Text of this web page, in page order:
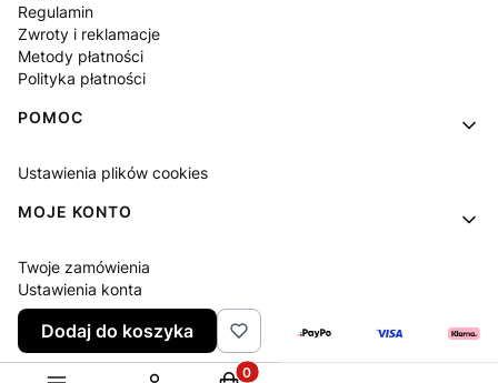
Regulamin
Zwroty i reklamacje
Metody płatności
Polityka płatności
POMOC
Ustawienia plików cookies
MOJE KONTO
Twoje zamówienia
Ustawienia konta
Ulubione
Dodaj do koszyka